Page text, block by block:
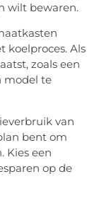
wilt bewaren.
koelproces. Als
zoals een
model te
van
bent om
Kies een
op de